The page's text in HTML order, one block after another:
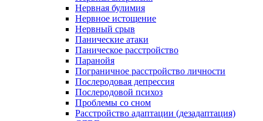
Нервная булимия
Нервное истощение
Нервный срыв
Панические атаки
Паническое расстройство
Паранойя
Пограничное расстройство личности
Послеродовая депрессия
Послеродовой психоз
Проблемы со сном
Расстройство адаптации (дезадаптация)